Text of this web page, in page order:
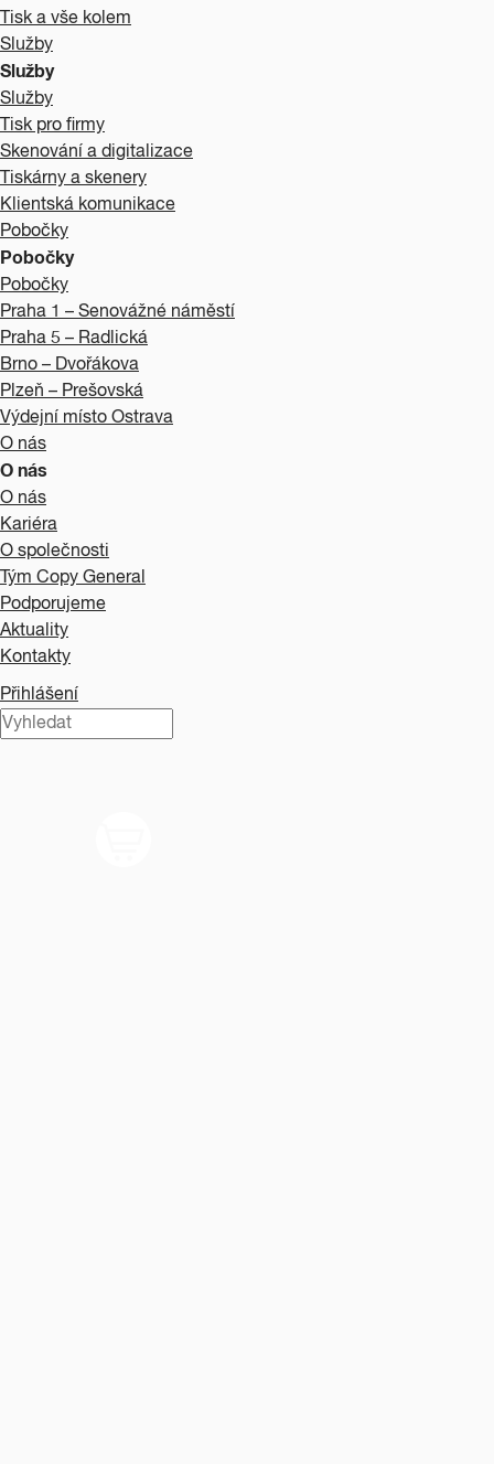
Tisk a vše kolem
Služby
Služby
Služby
Tisk pro firmy
Skenování a digitalizace
Tiskárny a skenery
Klientská komunikace
Pobočky
Pobočky
Pobočky
Praha 1 – Senovážné náměstí
Praha 5 – Radlická
Brno – Dvořákova
Plzeň – Prešovská
Výdejní místo Ostrava
O nás
O nás
O nás
Kariéra
O společnosti
Tým Copy General
Podporujeme
Aktuality
Kontakty
Přihlášení